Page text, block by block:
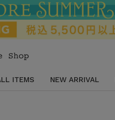
ITEMS NEW ARRIVAL